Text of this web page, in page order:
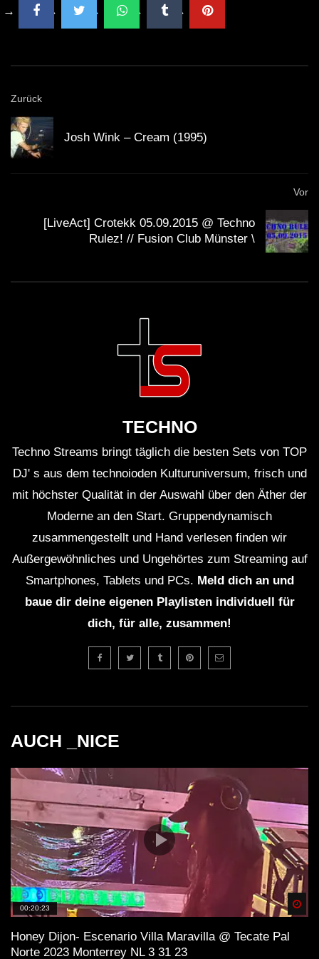
Zurück
Josh Wink – Cream (1995)
Vor
[LiveAct] Crotekk 05.09.2015 @ Techno
Rulez! // Fusion Club Münster \
TECHNO
Techno Streams bringt täglich die besten Sets von TOP
DJ' s aus dem technoioden Kulturuniversum, frisch und
mit höchster Qualität in der Auswahl über den Äther der
Moderne an den Start. Gruppendynamisch
zusammengestellt und Hand verlesen finden wir
Außergewöhnliches und Ungehörtes zum Streaming auf
Smartphones, Tablets und PCs. Meld dich an und
baue dir deine eigenen Playlisten individuell für
dich, für alle, zusammen!
AUCH _NICE
00:20:23
Honey Dijon- Escenario Villa Maravilla @ Tecate Pal
Norte 2023 Monterrey NL 3 31 23